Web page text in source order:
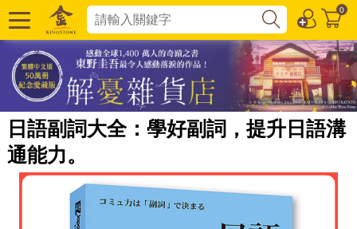
0
日語副詞大全：學好副詞，提升日語溝
通能力。